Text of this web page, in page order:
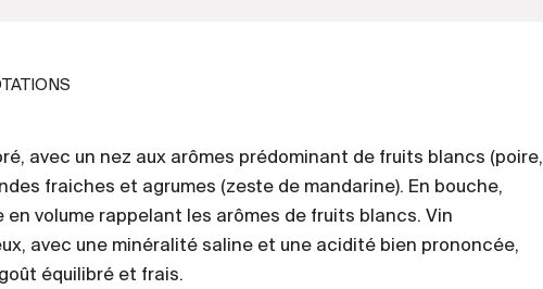
avec un nez aux arômes prédominant de fruits blancs (poire,
fraiches et agrumes (zeste de mandarine). En bouche,
en volume rappelant les arômes de fruits blancs. Vin
avec une minéralité saline et une acidité bien prononcée,
équilibré et frais.